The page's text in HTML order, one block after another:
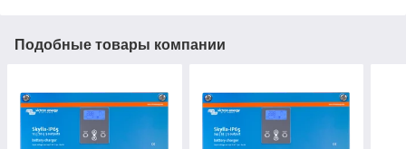
Подобные товары компании